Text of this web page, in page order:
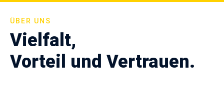
ÜBER UNS
Vielfalt,
Vorteil und Vertrauen.